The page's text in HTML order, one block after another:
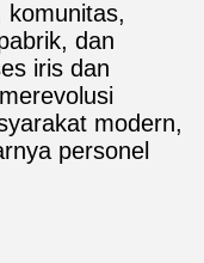
komunitas,
dan
iris dan
modern,
personel